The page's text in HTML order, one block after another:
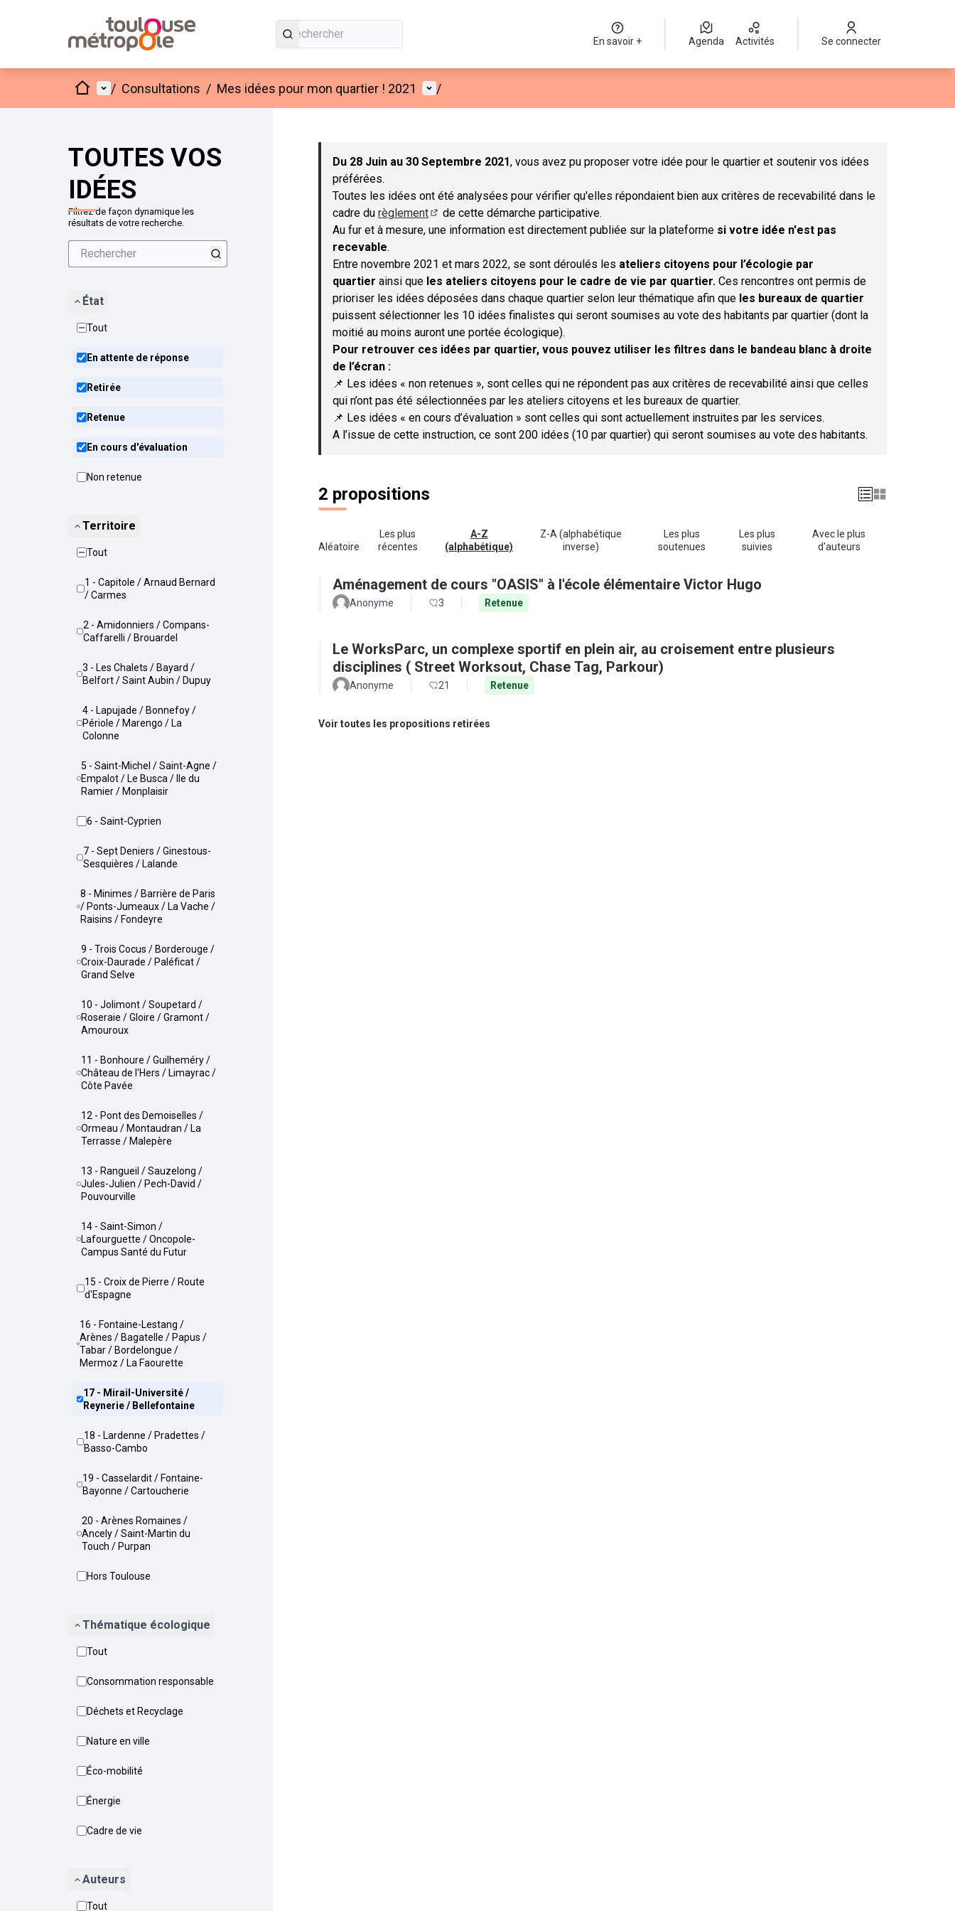
En savoir + Agenda Activités Se connecter
AccueilMenu principal
/ Consultations / Mes idées pour mon quartier ! 2021 Menu utilisateur
/
TOUTES VOS
IDÉES
Filtrez de façon dynamique les
résultats de votre recherche.
État
Tout
En attente de réponse
Retirée
Retenue
En cours d'évaluation
Non retenue
Territoire
Tout
1 - Capitole / Arnaud Bernard
/ Carmes
2 - Amidonniers / Compans-
Caffarelli / Brouardel
3 - Les Chalets / Bayard /
Belfort / Saint Aubin / Dupuy
4 - Lapujade / Bonnefoy /
Périole / Marengo / La
Colonne
5 - Saint-Michel / Saint-Agne /
Empalot / Le Busca / Ile du
Ramier / Monplaisir
6 - Saint-Cyprien
7 - Sept Deniers / Ginestous-
Sesquières / Lalande
8 - Minimes / Barrière de Paris
/ Ponts-Jumeaux / La Vache /
Raisins / Fondeyre
9 - Trois Cocus / Borderouge /
Croix-Daurade / Paléficat /
Grand Selve
10 - Jolimont / Soupetard /
Roseraie / Gloire / Gramont /
Amouroux
11 - Bonhoure / Guilheméry /
Château de l'Hers / Limayrac /
Côte Pavée
12 - Pont des Demoiselles /
Ormeau / Montaudran / La
Terrasse / Malepère
13 - Rangueil / Sauzelong /
Jules-Julien / Pech-David /
Pouvourville
14 - Saint-Simon /
Lafourguette / Oncopole-
Campus Santé du Futur
15 - Croix de Pierre / Route
d'Espagne
16 - Fontaine-Lestang /
Arènes / Bagatelle / Papus /
Tabar / Bordelongue /
Mermoz / La Faourette
17 - Mirail-Université /
Reynerie / Bellefontaine
18 - Lardenne / Pradettes /
Basso-Cambo
19 - Casselardit / Fontaine-
Bayonne / Cartoucherie
20 - Arènes Romaines /
Ancely / Saint-Martin du
Touch / Purpan
Hors Toulouse
Thématique écologique
Tout
Consommation responsable
Déchets et Recyclage
Nature en ville
Éco-mobilité
Énergie
Cadre de vie
Auteurs
Tout
Passer la carte
Du 28 Juin au 30 Septembre 2021, vous avez pu proposer votre idée pour le quartier et soutenir vos idées
préférées.
Toutes les idées ont été analysées pour vérifier qu'elles répondaient bien aux critères de recevabilité dans le
cadre du règlement
(S'ouvre dans un nouvel onglet)
de cette démarche participative.
Au fur et à mesure, une information est directement publiée sur la plateforme si votre idée n'est pas
recevable.
Entre novembre 2021 et mars 2022, se sont déroulés les ateliers citoyens pour l’écologie par
quartier ainsi que les ateliers citoyens pour le cadre de vie par quartier. Ces rencontres ont permis de
prioriser les idées déposées dans chaque quartier selon leur thématique afin que les bureaux de quartier
puissent sélectionner les 10 idées finalistes qui seront soumises au vote des habitants par quartier (dont la
moitié au moins auront une portée écologique).
Pour retrouver ces idées par quartier, vous pouvez utiliser les filtres dans le bandeau blanc à droite
de l’écran :
📌 Les idées « non retenues », sont celles qui ne répondent pas aux critères de recevabilité ainsi que celles
qui n’ont pas été sélectionnées par les ateliers citoyens et les bureaux de quartier.
📌 Les idées « en cours d’évaluation » sont celles qui sont actuellement instruites par les services.
A l’issue de cette instruction, ce sont 200 idées (10 par quartier) qui seront soumises au vote des habitants.
2 propositions
Aléatoire
Les plus
récentes
A-Z
(alphabétique)
Z-A (alphabétique
inverse)
Les plus
soutenues
Les plus
suivies
Avec le plus
d'auteurs
Aménagement de cours "OASIS" à l'école élémentaire Victor Hugo
Anonyme 3 Retenue
Le WorksParc, un complexe sportif en plein air, au croisement entre plusieurs
disciplines ( Street Worksout, Chase Tag, Parkour)
Anonyme 21 Retenue
Voir toutes les propositions retirées